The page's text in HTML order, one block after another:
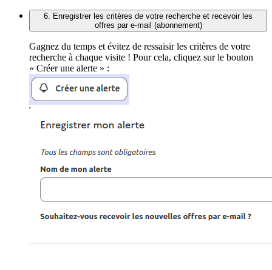
6. Enregistrer les critères de votre recherche et recevoir les
offres par e-mail (abonnement)
Gagnez du temps et évitez de ressaisir les critères de votre
recherche à chaque visite ! Pour cela, cliquez sur le bouton
« Créer une alerte » :